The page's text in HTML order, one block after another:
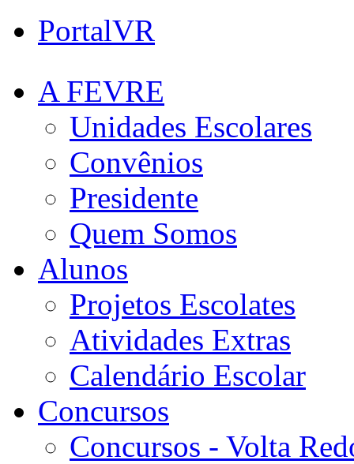
PortalVR
A FEVRE
Unidades Escolares
Convênios
Presidente
Quem Somos
Alunos
Projetos Escolates
Atividades Extras
Calendário Escolar
Concursos
Concursos - Volta